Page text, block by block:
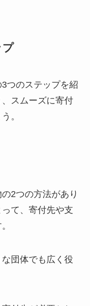
プ
つのステップを紹
スムーズに寄付
。
2つの方法があり
て、寄付先や支
団体でも広く役